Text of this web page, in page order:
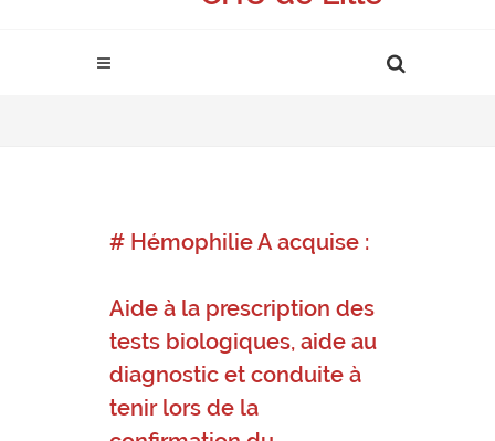
# Hémophilie A acquise :
Aide à la prescription des
tests biologiques, aide au
diagnostic et conduite à
tenir lors de la